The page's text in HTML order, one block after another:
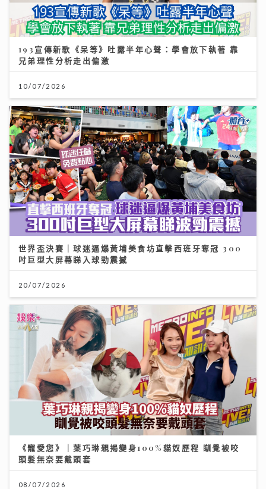
193宣傳新歌《呆等》吐露半年心聲：學會放下執著 靠
兄弟理性分析走出偏激
10/07/2026
世界盃決賽｜球迷逼爆黃埔美食坊直擊西班牙奪冠 300
吋巨型大屏幕睇入球勁震撼
20/07/2026
《寵愛您》｜葉巧琳親揭變身100%貓奴歷程 瞓覺被咬
頭髮無奈要戴頭套
08/07/2026